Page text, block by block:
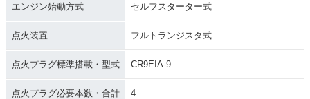
エンジン始動方式 セルフスターター式
点火装置 フルトランジスタ式
点火プラグ標準搭載・型式 CR9EIA-9
点火プラグ必要本数・合計 4